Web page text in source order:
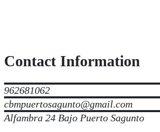
Contact Information
962681062
cbmpuertosagunto@gmail.com
Alfambra 24 Bajo Puerto Sagunto